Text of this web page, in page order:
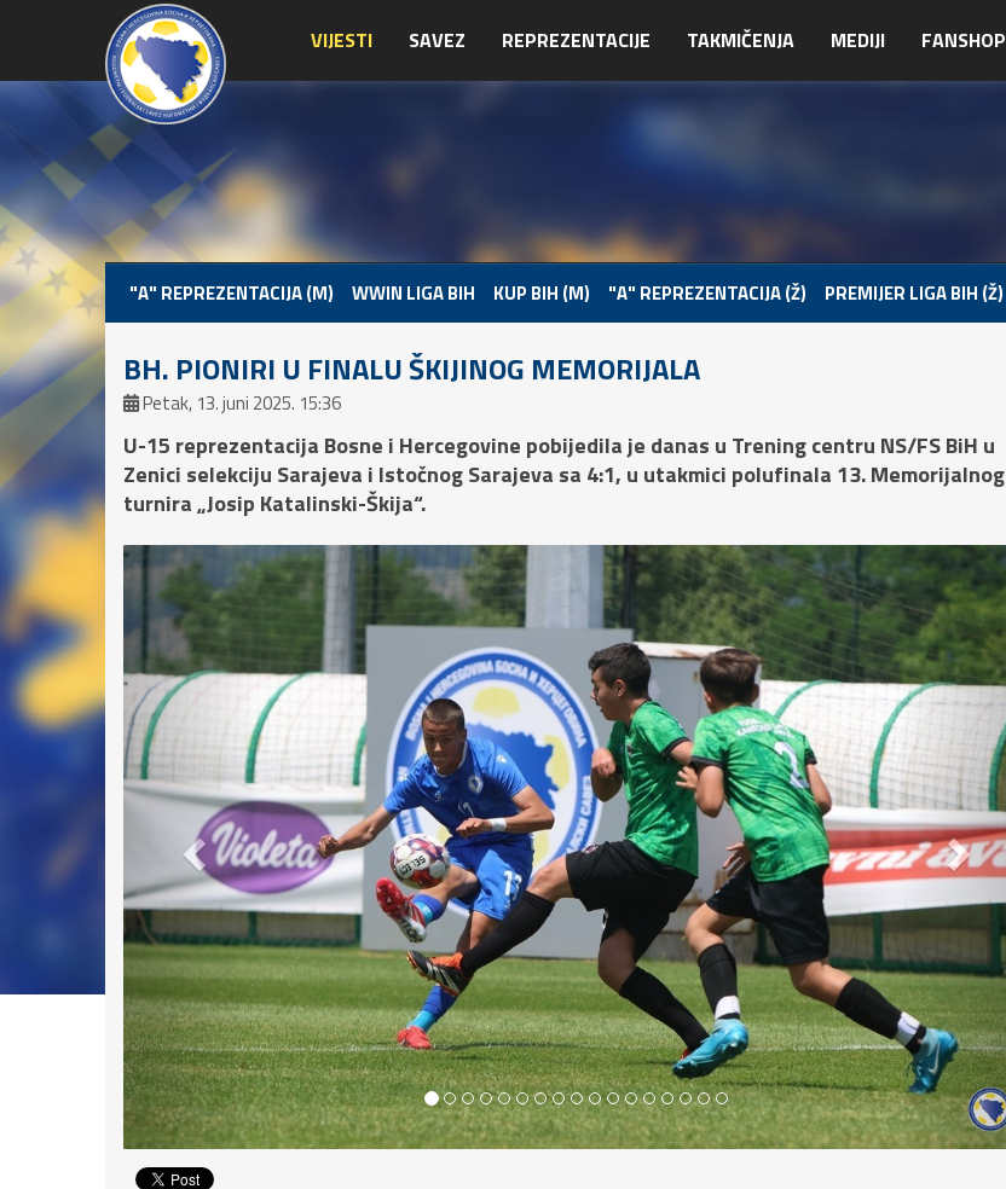
VIJESTI SAVEZ REPREZENTACIJE TAKMIČENJA MEDIJI FANSHOP
"A" REPREZENTACIJA (M) WWIN LIGA BIH KUP BIH (M) "A" REPREZENTACIJA (Ž) PREMIJER LIGA BIH (Ž)
BH. PIONIRI U FINALU ŠKIJINOG MEMORIJALA
Petak, 13. juni 2025. 15:36
U-15 reprezentacija Bosne i Hercegovine pobijedila je danas u Trening centru NS/FS BiH u
Zenici selekciju Sarajeva i Istočnog Sarajeva sa 4:1, u utakmici polufinala 13. Memorijalnog
turnira „Josip Katalinski-Škija“.